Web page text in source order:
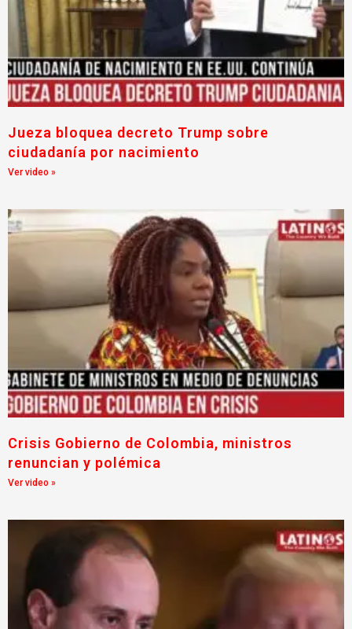
Jueza bloquea decreto Trump sobre
ciudadanía por nacimiento
Ver video »
Crisis Gobierno de Colombia, ministros
renuncian y polémica
Ver video »